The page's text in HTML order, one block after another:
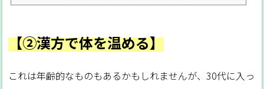
に私がやってみた本音の感想がこれです。テレビでも話題のはじめてのやせ筋トレ以
トレ はじめてのやせ筋トレ （今回は楽天さんにご提供...
【②漢方で体を温める】
これは年齢的なものもあるかもしれませんが、30代に入っ